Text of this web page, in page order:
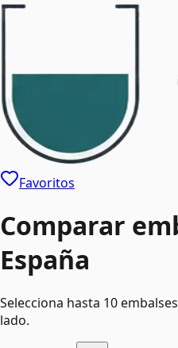
Favoritos
Comparar
España
Selecciona hasta 10
lado.